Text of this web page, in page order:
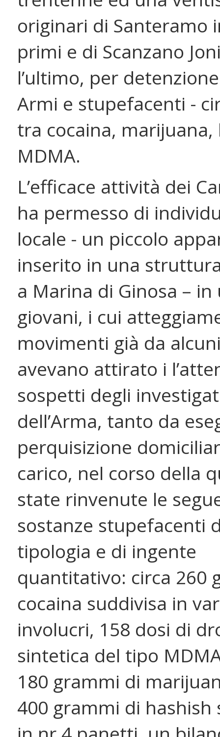
originari di Santeramo
primi e di Scanzano
l’ultimo, per
Armi e stupefacenti -
tra cocaina, marijuana,
MDMA.
L’efficace attività dei
ha permesso di
locale - un piccolo
inserito in una
a Marina di Ginosa –
giovani, i cui
movimenti già da
avevano attirato i
sospetti degli
dell’Arma, tanto da
perquisizione
carico, nel corso della
state rinvenute le
sostanze stupefacenti
tipologia e di ingente
quantitativo: circa 260
cocaina suddivisa in
involucri, 158 dosi di
sintetica del tipo
180 grammi di
400 grammi di hashish